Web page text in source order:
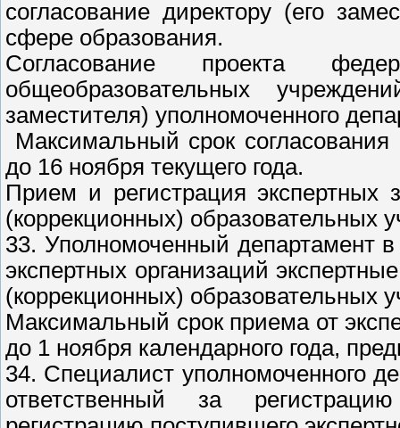
согласование директору (его
сфере образования.
Согласование проекта
общеобразовательных
заместителя) уполномоченного
Максимальный срок
до 16 ноября текущего года.
Прием и регистрация экспертных
(коррекционных) образовательных
33. Уполномоченный департамент
экспертных организаций
(коррекционных) образовательных
Максимальный срок приема от
до 1 ноября календарного года,
34. Специалист уполномоченного
ответственный за